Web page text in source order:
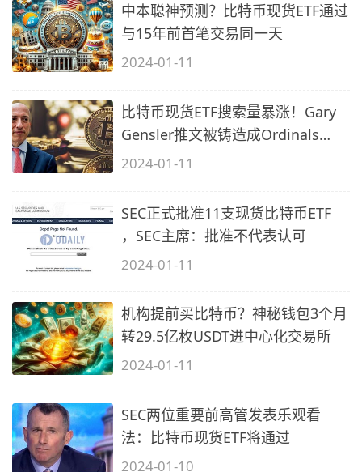
中本聪神预测？比特币现货ETF通过
与15年前首笔交易同一天
2024-01-11
比特币现货ETF搜索量暴涨！Gary
Gensler推文被铸造成Ordinals
NFT
2024-01-11
SEC正式批准11支现货比特币ETF
，SEC主席：批准不代表认可
2024-01-11
机构提前买比特币？神秘钱包3个月
转29.5亿枚USDT进中心化交易所
2024-01-11
SEC两位重要前高管发表乐观看
法：比特币现货ETF将通过
2024-01-10